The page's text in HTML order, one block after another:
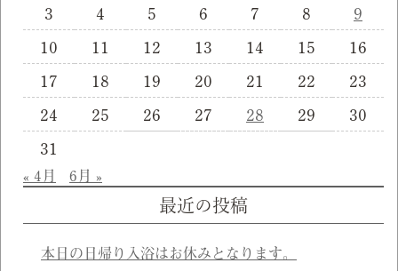
3
4 5 6 7 8
9
10
11 12 13 14 15
16
17
18 19 20 21 22
23
24
25 26 27 28 29
30
31
« 4月 6月 »
最近の投稿
本日の日帰り入浴はお休みとなります。